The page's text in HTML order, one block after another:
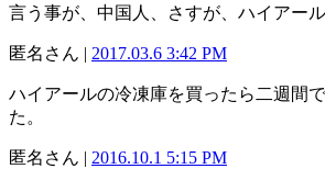
言う事が、中国人、さすが、ハイアール
匿名さん | 2017.03.6 3:42 PM
ハイアールの冷凍庫を買ったら二週間
た。
匿名さん | 2016.10.1 5:15 PM